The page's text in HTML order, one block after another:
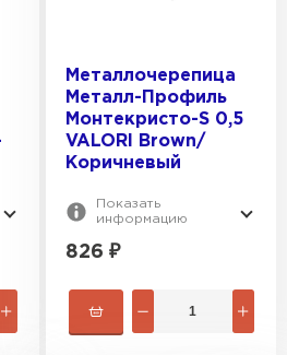
Металлочерепица
Металл-Профиль
Монтекристо-S 0,5
VALORI Brown/
Коричневый
Показать
информацию
826 ₽